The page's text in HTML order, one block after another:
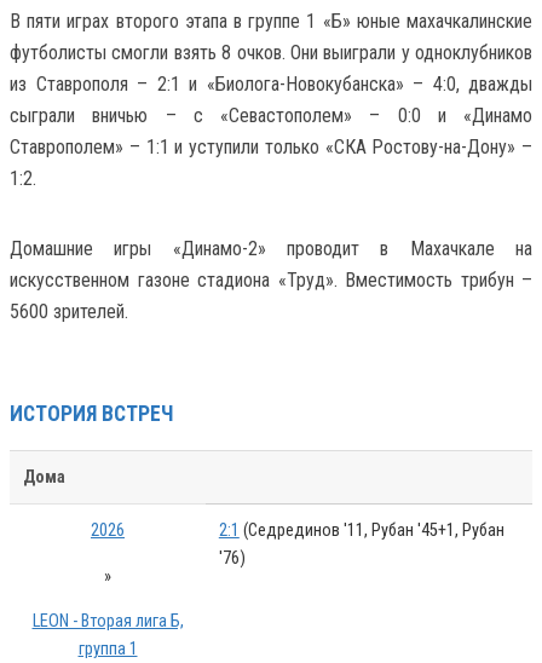
В пяти играх второго этапа в группе 1 «Б» юные махачкалинские
футболисты смогли взять 8 очков. Они выиграли у одноклубников
из Ставрополя – 2:1 и «Биолога-Новокубанска» – 4:0, дважды
сыграли вничью – с «Севастополем» – 0:0 и «Динамо
Ставрополем» – 1:1 и уступили только «СКА Ростову-на-Дону» –
1:2.
Домашние игры «Динамо-2» проводит в Махачкале на
искусственном газоне стадиона «Труд». Вместимость трибун –
5600 зрителей.
ИСТОРИЯ ВСТРЕЧ
Дома
2026
»
LEON - Вторая лига Б,
группа 1
2:1 (Седрединов '11, Рубан '45+1, Рубан
'76)